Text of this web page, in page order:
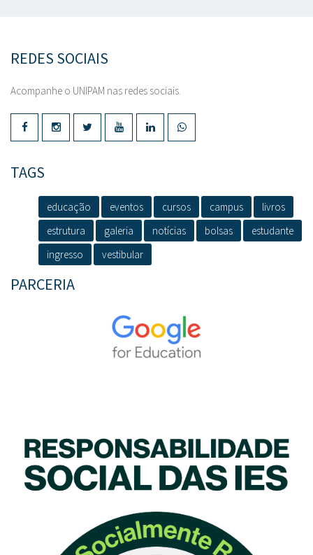
REDES SOCIAIS
Acompanhe o UNIPAM nas redes sociais.
TAGS
educação eventos cursos campus
livros
estrutura
galeria notícias bolsas
estudante
ingresso
vestibular
PARCERIA